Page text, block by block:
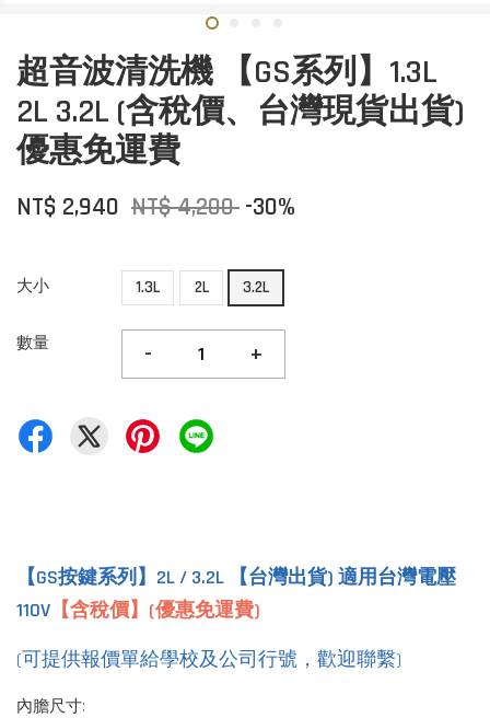
超音波清洗機 【GS系列】1.3L
2L 3.2L (含稅價、台灣現貨出貨)
優惠免運費
NT$ 2,940 NT$ 4,200 -30%
大小 1.3L 2L 3.2L
數量 - +
【GS按鍵系列】2L / 3.2L 【台灣出貨) 適用台灣電壓
110V 【含稅價】(優惠免運費)
(可提供報價單給學校及公司行號，歡迎聯繫)
內膽尺寸: